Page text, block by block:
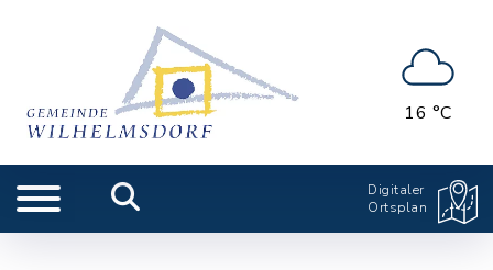
16 °C
Digitaler
Ortsplan